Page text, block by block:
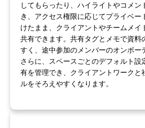
してもらったり、ハイライトやコメン
き、アクセス権限に応じてプライベー
けたまま、クライアントやチームメイ
共有できます。共有タグとメモで資料
すく、途中参加のメンバーのオンボー
さらに、スペースごとのデフォルト設
有を管理でき、クライアントワークと
ルをそろえやすくなります。